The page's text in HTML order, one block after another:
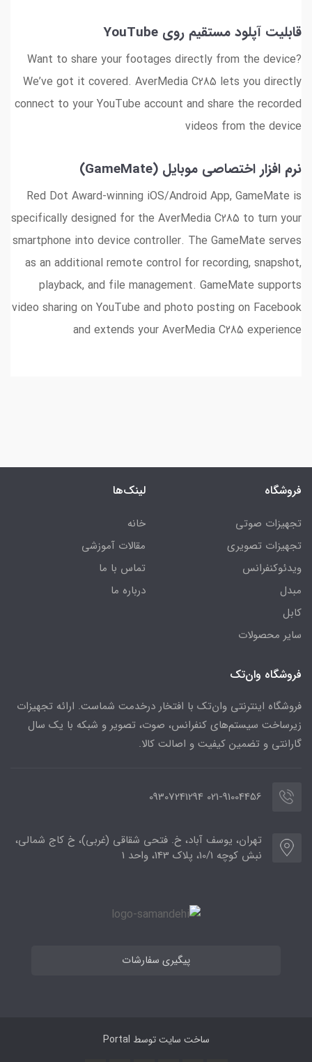
قابلیت آپلود مستقیم روی YouTube
Want to share your footages directly from the device?
We’ve got it covered. AverMedia C285 lets you directly
connect to your YouTube account and share the recorded
videos from the device
نرم افزار اختصاصی موبایل (GameMate)
Red Dot Award-winning iOS/Android App, GameMate is
specifically designed for the AverMedia C285 to turn your
smartphone into device controller. The GameMate serves
as an additional remote control for recording, snapshot,
playback, and file management. GameMate supports
video sharing on YouTube and photo posting on Facebook
and extends your AverMedia C285 experience
فروشگاه
تجهیزات صوتی
تجهیزات تصویری
ویدئوکنفرانس
مبدل
کابل
سایر محصولات
لینک‌ها
خانه
مقالات آموزشی
تماس با ما
درباره ما
فروشگاه وان‌تک
فروشگاه اینترنتی وان‌تک با افتخار درخدمت شماست. ارائه تجهیزات
زیرساخت سیستم‌های کنفرانس، صوت، تصویر و شبکه با یک سال
گارانتی و تضمین کیفیت و اصالت کالا.
021-91004456 09307241294
تهران، یوسف آباد، خ. فتحی شقاقی (غربی)، خ کاج شمالی،
نبش کوچه 10/1، پلاک 143، واحد 1
پیگیری سفارشات
ساخت سایت توسط Portal